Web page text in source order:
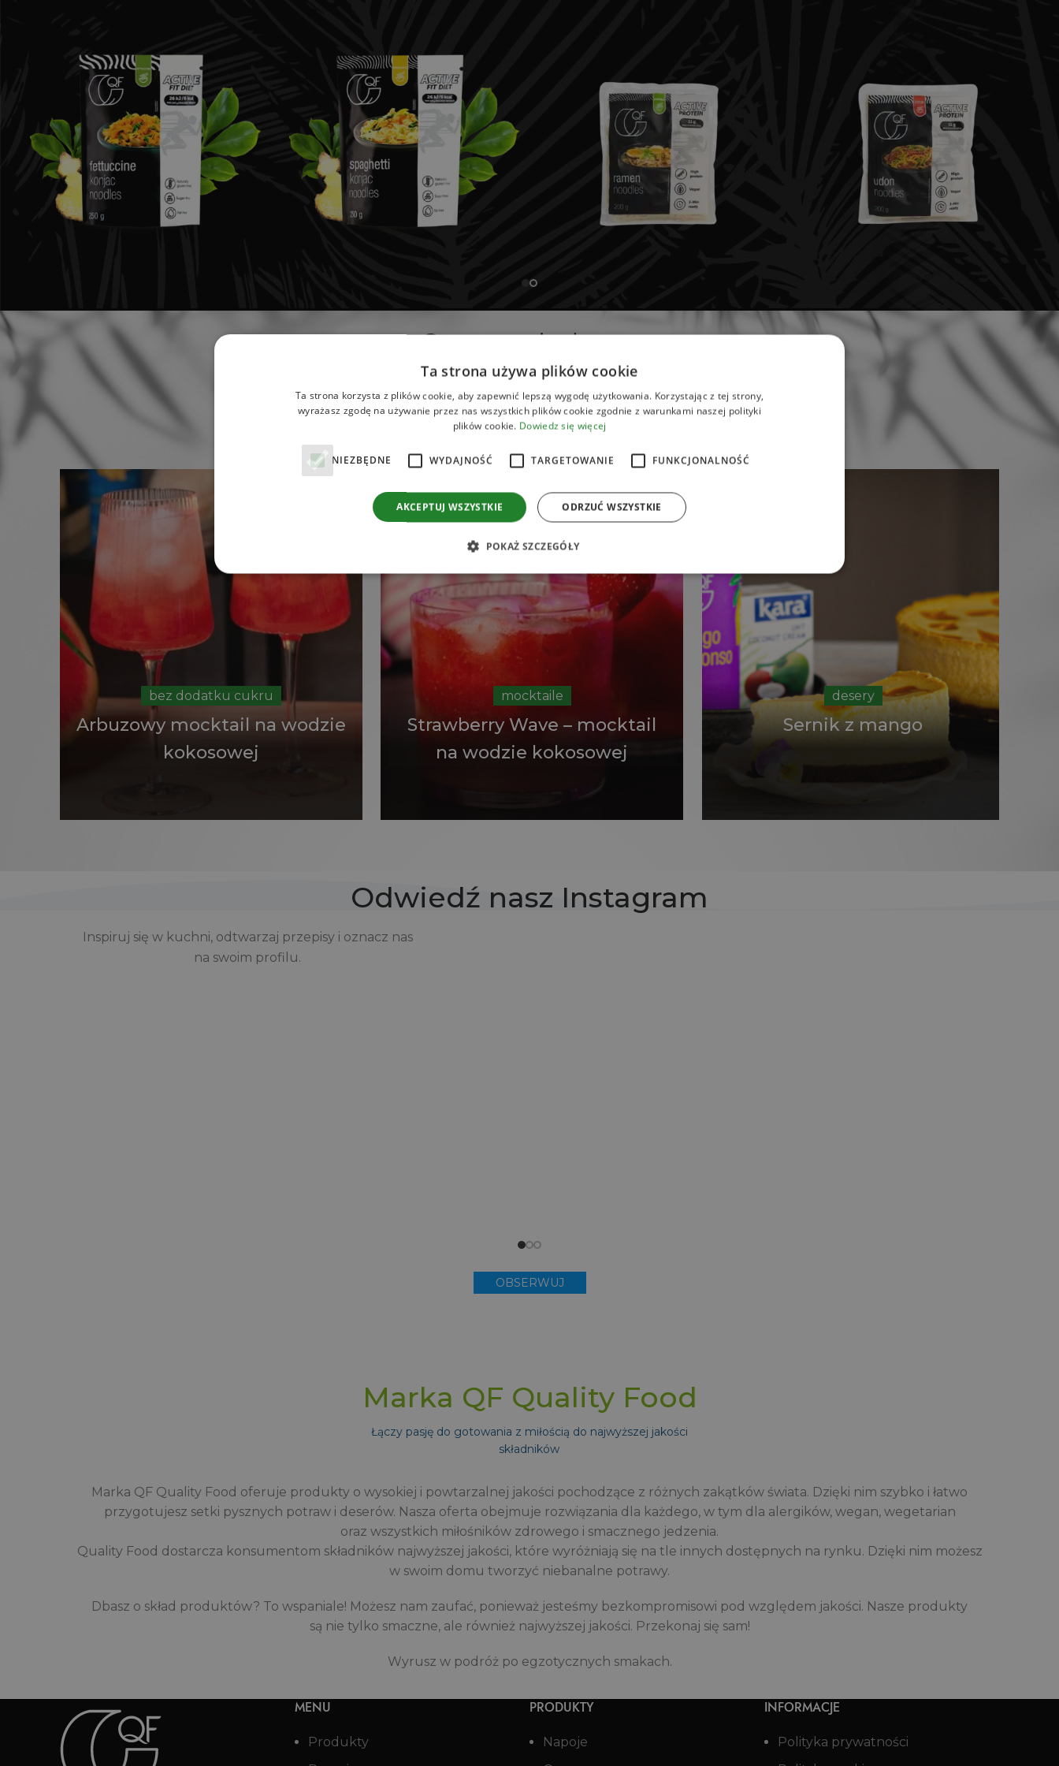
Smaczne i zdrowe
Przepisy
Sięgnij po zdrowe i pełnowartościowe przepisy skomponowane
przez naszego szefa kuchni i dietetyczkę.
bez dodatku cukru
Arbuzowy mocktail na wodzie
kokosowej
mocktaile
Strawberry Wave – mocktail
na wodzie kokosowej
desery
Sernik z mango
Odwiedź nasz Instagram
Inspiruj się w kuchni, odtwarzaj przepisy i oznacz nas
na swoim profilu.
OBSERWUJ
Marka QF Quality Food
Łączy pasję do gotowania z miłością do najwyższej jakości
składników
Marka QF Quality Food oferuje produkty o wysokiej i powtarzalnej jakości pochodzące z różnych zakątków świata. Dzięki nim szybko i łatwo
przygotujesz setki pysznych potraw i deserów. Nasza oferta obejmuje rozwiązania dla każdego, w tym dla alergików, wegan, wegetarian
oraz wszystkich miłośników zdrowego i smacznego jedzenia.
Quality Food dostarcza konsumentom składników najwyższej jakości, które wyróżniają się na tle innych dostępnych na rynku. Dzięki nim możesz
w swoim domu tworzyć niebanalne potrawy.
Dbasz o skład produktów? To wspaniale! Możesz nam zaufać, ponieważ jesteśmy bezkompromisowi pod względem jakości. Nasze produkty
są nie tylko smaczne, ale również najwyższej jakości. Przekonaj się sam!
Wyrusz w podróż po egzotycznych smakach.
MENU
Produkty
PRODUKTY
Napoje
INFORMACJE
Polityka prywatności
Ta strona używa plików cookie
Ta strona korzysta z plików cookie, aby zapewnić lepszą wygodę użytkowania. Korzystając z tej strony,
wyrażasz zgodę na używanie przez nas wszystkich plików cookie zgodnie z warunkami naszej polityki
plików cookie. Dowiedz się więcej
NIEZBĘDNE WYDAJNOŚĆ TARGETOWANIE FUNKCJONALNOŚĆ
AKCEPTUJ WSZYSTKIE ODRZUĆ WSZYSTKIE
POKAŻ SZCZEGÓŁY